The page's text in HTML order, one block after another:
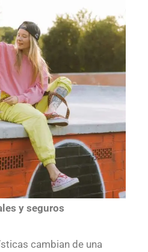
y seguros
cambian de una